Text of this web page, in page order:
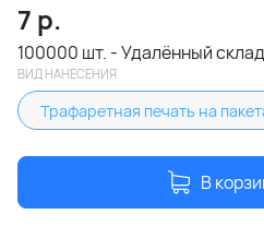
7 р.
100000 шт. - Удалённый склад
ВИД НАНЕСЕНИЯ
Трафаретная печать на
В